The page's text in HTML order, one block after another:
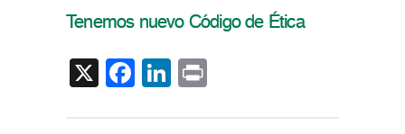
Tenemos nuevo Código de Ética
X Facebook
LinkedIn